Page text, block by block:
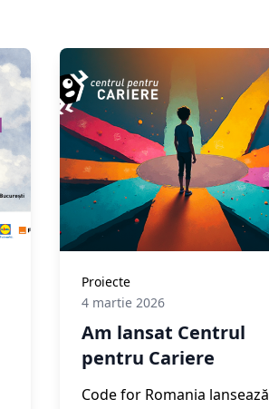
Proiecte
4 martie 2026
Am lansat Centrul
pentru Cariere
Code for Romania lansează